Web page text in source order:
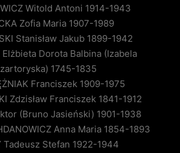
Witold Antoni 1914-1943
Zofia Maria 1907-1989
Stanisław Jakub 1899-1942
Elżbieta Dorota Balbina (Izabela
1745-1835
Franciszek 1909-1975
Zdzisław Franciszek 1841-1912
(Bruno Jasieński) 1901-1938
Anna Maria 1854-1893
Tadeusz Stefan 1922-1944